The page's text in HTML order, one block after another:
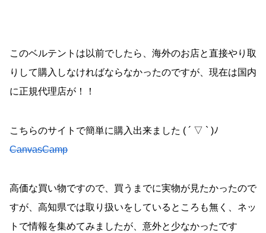
このベルテントは以前でしたら、海外のお店と直接やり取
りして購入しなければならなかったのですが、現在は国内
に正規代理店が！！
こちらのサイトで簡単に購入出来ました ( ´ ▽ ` )ﾉ
CanvasCamp
高価な買い物ですので、買うまでに実物が見たかったので
すが、高知県では取り扱いをしているところも無く、ネッ
トで情報を集めてみましたが、意外と少なかったです